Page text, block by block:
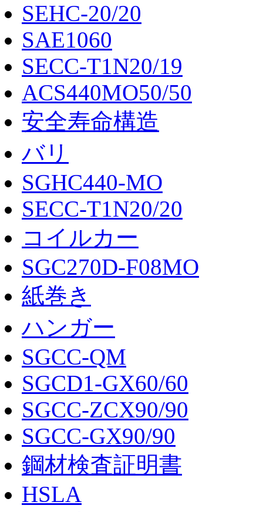
SEHC-20/20
SAE1060
SECC-T1N20/19
ACS440MO50/50
安全寿命構造
バリ
SGHC440-MO
SECC-T1N20/20
コイルカー
SGC270D-F08MO
紙巻き
ハンガー
SGCC-QM
SGCD1-GX60/60
SGCC-ZCX90/90
SGCC-GX90/90
鋼材検査証明書
HSLA